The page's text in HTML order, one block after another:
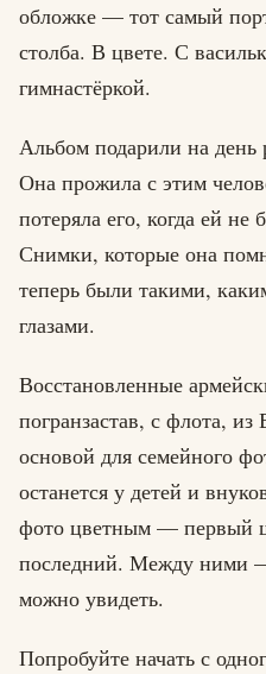
обложке — тот самый
столба. В цвете. С
гимнастёркой.
Альбом подарили на день
Она прожила с этим
потеряла его, когда ей не
Снимки, которые она
теперь были такими,
глазами.
Восстановленные
погранзастав, с флота,
основой для семейного
останется у детей и
фото цветным — первый
последний. Между ними
можно увидеть.
Попробуйте начать с